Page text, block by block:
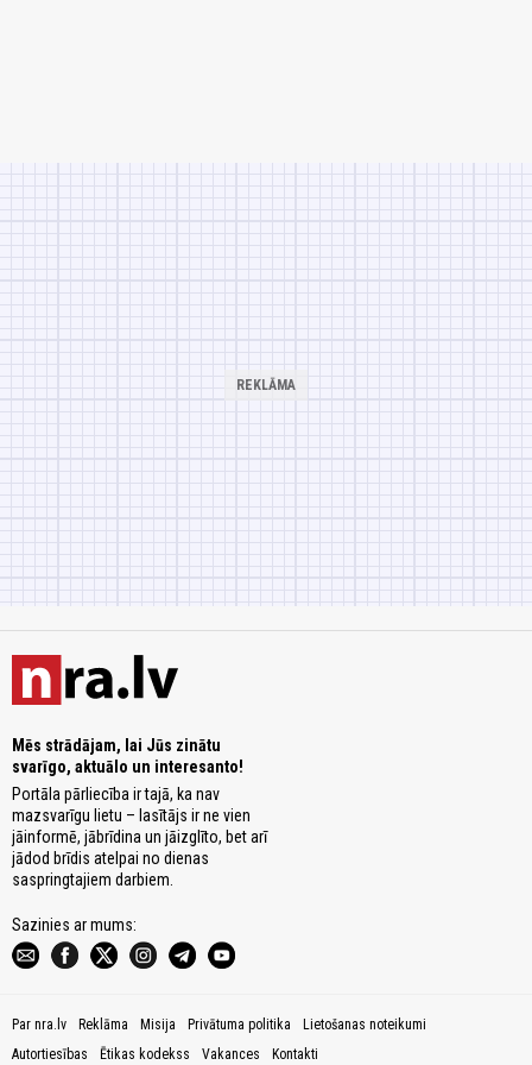
Mēs strādājam, lai Jūs zinātu
svarīgo, aktuālo un interesanto!
Portāla pārliecība ir tajā, ka nav
mazsvarīgu lietu – lasītājs ir ne vien
jāinformē, jābrīdina un jāizglīto, bet arī
jādod brīdis atelpai no dienas
saspringtajiem darbiem.
Sazinies ar mums:
Par nra.lv Reklāma Misija Privātuma politika
Lietošanas noteikumi
Autortiesības
Ētikas kodekss Vakances Kontakti